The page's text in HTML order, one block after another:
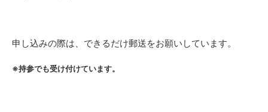
申し込みの際は、できるだけ郵送をお願いしています。
※持参でも受け付けています。